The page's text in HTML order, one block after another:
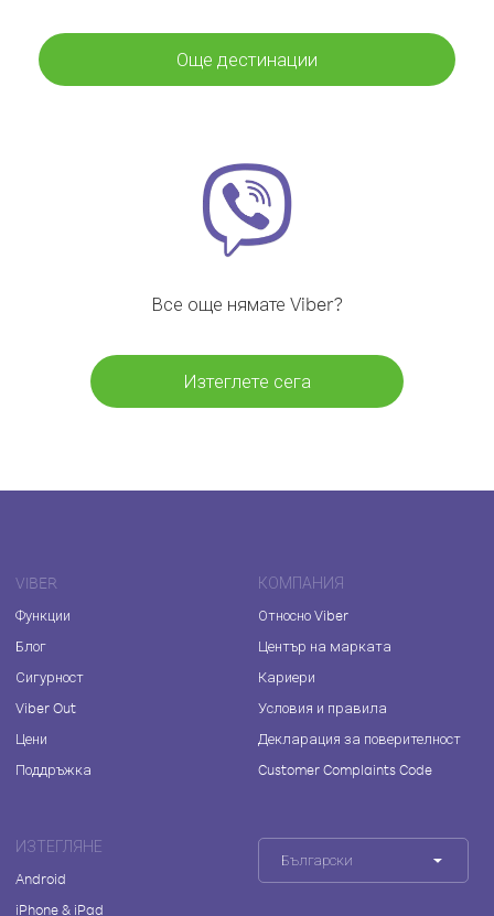
Още дестинации
Все още нямате Viber?
Изтеглете сега
VIBER
Функции
Блог
Сигурност
Viber Out
Цени
Поддръжка
КОМПАНИЯ
Относно Viber
Център на марката
Кариери
Условия и правила
Декларация за поверителност
Customer Complaints Code
ИЗТЕГЛЯНЕ
Android
iPhone & iPad
Български